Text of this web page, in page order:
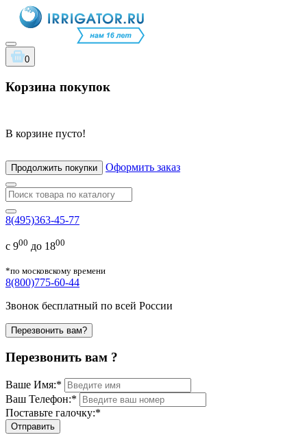
0
Корзина покупок
В корзине пусто!
Продолжить покупки Оформить заказ
8(495)363-45-77
с 900 до 1800
*по московскому времени
8(800)775-60-44
Звонок бесплатный по всей России
Перезвонить вам?
Перезвонить вам ?
Ваше Имя:*
Ваш Телефон:*
Поставьте галочку:*
Отправить